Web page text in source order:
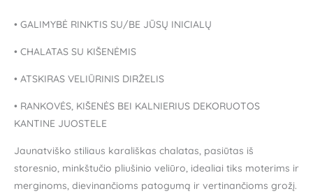
• GALIMYBĖ RINKTIS SU/BE JŪSŲ INICIALŲ
• CHALATAS SU KIŠENĖMIS
• ATSKIRAS VELIŪRINIS DIRŽELIS
• RANKOVĖS, KIŠENĖS BEI KALNIERIUS DEKORUOTOS
KANTINE JUOSTELE
Jaunatviško stiliaus karališkas chalatas, pasiūtas iš
storesnio, minkštučio pliušinio veliūro, idealiai tiks moterims ir
merginoms, dievinančioms patogumą ir vertinančioms grožį.